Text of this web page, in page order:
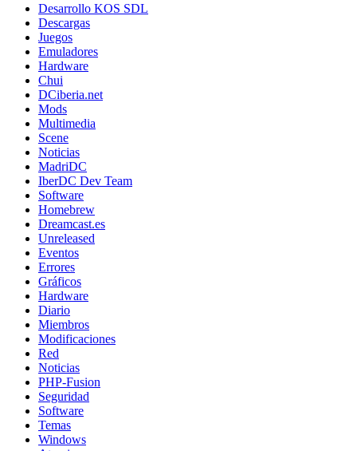
Desarrollo KOS SDL
Descargas
Juegos
Emuladores
Hardware
Chui
DCiberia.net
Mods
Multimedia
Scene
Noticias
MadriDC
IberDC Dev Team
Software
Homebrew
Dreamcast.es
Unreleased
Eventos
Errores
Gráficos
Hardware
Diario
Miembros
Modificaciones
Red
Noticias
PHP-Fusion
Seguridad
Software
Temas
Windows